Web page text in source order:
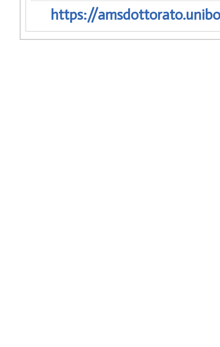
https://